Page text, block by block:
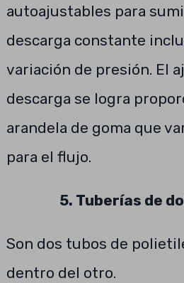
autoajustables para
descarga constante
variación de presión. El
descarga se logra
arandela de goma que
para el flujo.
5. Tuberías de
Son dos tubos de
dentro del otro.